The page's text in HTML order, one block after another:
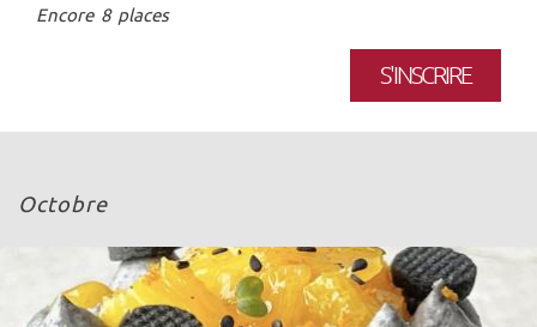
Encore 8 places
S'INSCRIRE
Octobre